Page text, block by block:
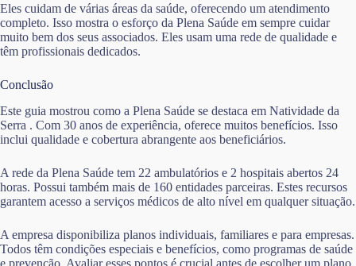
Eles cuidam de várias áreas da saúde, oferecendo um atendimento
completo. Isso mostra o esforço da Plena Saúde em sempre cuidar
muito bem dos seus associados. Eles usam uma rede de qualidade e
têm profissionais dedicados.
Conclusão
Este guia mostrou como a Plena Saúde se destaca em Natividade da
Serra . Com 30 anos de experiência, oferece muitos benefícios. Isso
inclui qualidade e cobertura abrangente aos beneficiários.
A rede da Plena Saúde tem 22 ambulatórios e 2 hospitais abertos 24
horas. Possui também mais de 160 entidades parceiras. Estes recursos
garantem acesso a serviços médicos de alto nível em qualquer situação.
A empresa disponibiliza planos individuais, familiares e para empresas.
Todos têm condições especiais e benefícios, como programas de saúde
e prevenção. Avaliar esses pontos é crucial antes de escolher um plano.